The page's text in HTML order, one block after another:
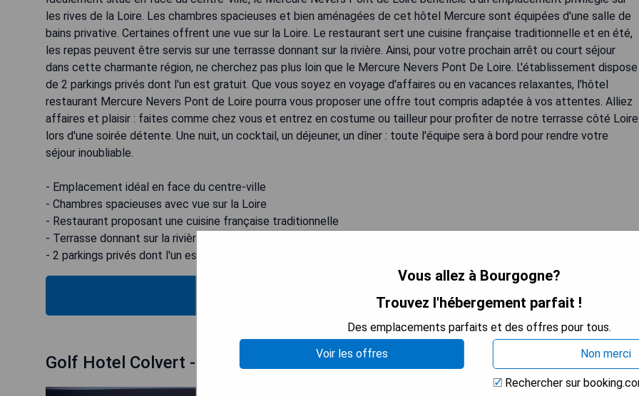
les rives de la Loire. Les chambres spacieuses et bien aménagées de cet hôtel Mercure sont équipées d'une salle de
bains privative. Certaines offrent une vue sur la Loire. Le restaurant sert une cuisine française traditionnelle et en été,
les repas peuvent être servis sur une terrasse donnant sur la rivière. Ainsi, pour votre prochain arrêt ou court séjour
dans cette charmante région, ne cherchez pas plus loin que le Mercure Nevers Pont De Loire. L'établissement dispose
de 2 parkings privés dont l'un est gratuit. Que vous soyez en voyage d'affaires ou en vacances relaxantes, l'hôtel
restaurant Mercure Nevers Pont de Loire pourra vous proposer une offre tout compris adaptée à vos attentes. Alliez
affaires et plaisir : faites comme chez vous et entrez en costume ou tailleur pour profiter de notre terrasse côté Loire
lors d'une soirée détente. Une nuit, un cocktail, un déjeuner, un dîner : toute l'équipe sera à bord pour rendre votre
séjour inoubliable.
- Emplacement idéal en face du centre-ville
- Chambres spacieuses avec vue sur la Loire
- Restaurant proposant une cuisine française traditionnelle
- Terrasse donnant sur la rivière où les repas peuvent être servis en été
- 2 parkings privés dont l'un est gratuit
VOIR LE MEILLEUR PRIX
Golf Hotel Colvert - Room Service Disponible (Levernois)
Vous allez à Bourgogne?
Trouvez l'hébergement parfait !
Des emplacements parfaits et des offres pour tous.
Voir les offres
Non merci
Rechercher sur